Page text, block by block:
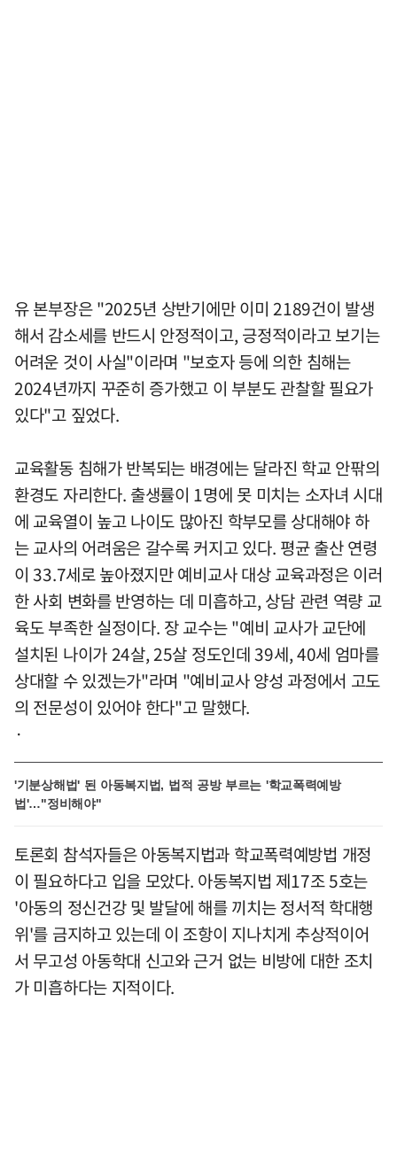
유 본부장은 "2025년 상반기에만 이미 2189건이 발생
해서 감소세를 반드시 안정적이고, 긍정적이라고 보기는
어려운 것이 사실"이라며 "보호자 등에 의한 침해는
2024년까지 꾸준히 증가했고 이 부분도 관찰할 필요가
있다"고 짚었다.
교육활동 침해가 반복되는 배경에는 달라진 학교 안팎의
환경도 자리한다. 출생률이 1명에 못 미치는 소자녀 시대
에 교육열이 높고 나이도 많아진 학부모를 상대해야 하
는 교사의 어려움은 갈수록 커지고 있다. 평균 출산 연령
이 33.7세로 높아졌지만 예비교사 대상 교육과정은 이러
한 사회 변화를 반영하는 데 미흡하고, 상담 관련 역량 교
육도 부족한 실정이다. 장 교수는 "예비 교사가 교단에
설치된 나이가 24살, 25살 정도인데 39세, 40세 엄마를
상대할 수 있겠는가"라며 "예비교사 양성 과정에서 고도
의 전문성이 있어야 한다"고 말했다.
·
'기분상해법' 된 아동복지법, 법적 공방 부르는 '학교폭력예방
법'…"정비해야"
토론회 참석자들은 아동복지법과 학교폭력예방법 개정
이 필요하다고 입을 모았다. 아동복지법 제17조 5호는
'아동의 정신건강 및 발달에 해를 끼치는 정서적 학대행
위'를 금지하고 있는데 이 조항이 지나치게 추상적이어
서 무고성 아동학대 신고와 근거 없는 비방에 대한 조치
가 미흡하다는 지적이다.